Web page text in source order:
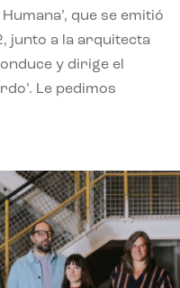
que se emitió
junto a la arquitecta
y dirige el
Le pedimos